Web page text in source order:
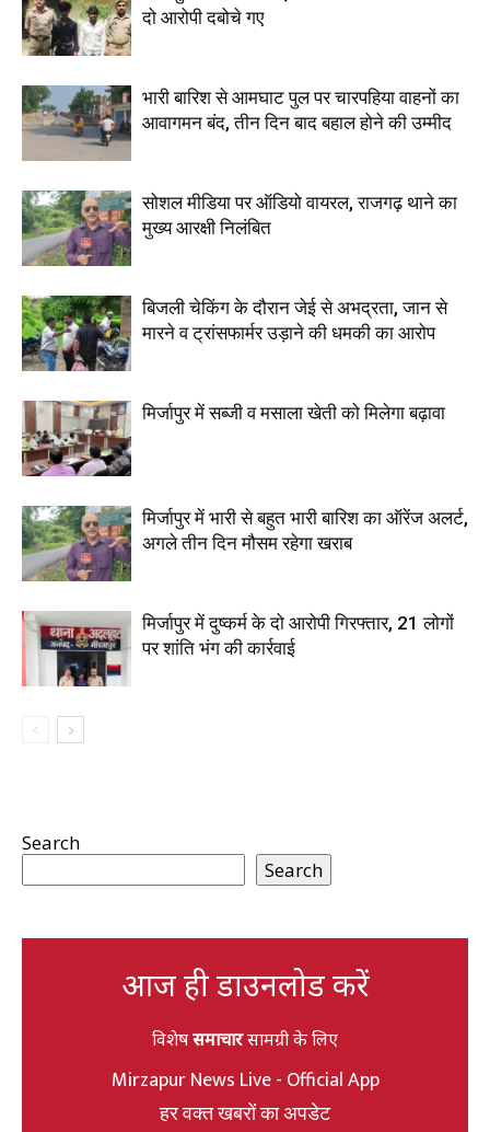
दो आरोपी दबोचे गए
भारी बारिश से आमघाट पुल पर चारपहिया वाहनों का
आवागमन बंद, तीन दिन बाद बहाल होने की उम्मीद
सोशल मीडिया पर ऑडियो वायरल, राजगढ़ थाने का
मुख्य आरक्षी निलंबित
बिजली चेकिंग के दौरान जेई से अभद्रता, जान से
मारने व ट्रांसफार्मर उड़ाने की धमकी का आरोप
मिर्जापुर में सब्जी व मसाला खेती को मिलेगा बढ़ावा
मिर्जापुर में भारी से बहुत भारी बारिश का ऑरेंज अलर्ट,
अगले तीन दिन मौसम रहेगा खराब
मिर्जापुर में दुष्कर्म के दो आरोपी गिरफ्तार, 21 लोगों
पर शांति भंग की कार्रवाई
Search
Search
आज ही डाउनलोड करें
विशेषसमाचारसामग्री के लिए
Mirzapur News Live - Official App
हर वक्त खबरों का अपडेट